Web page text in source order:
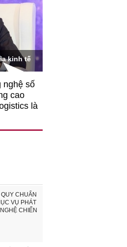
kinh tế
nghệ số
cao
là
CHUẨN
VỤ PHÁT
CHIẾN